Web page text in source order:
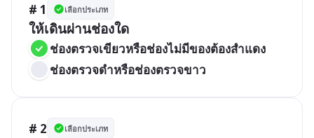
# 1 เลือกประเภท
ให้เดินผ่านช่องใด
ช่องตรวจเขียวหรือช่องไม่มีของต้องสำแดง
ช่องตรวจดำหรือช่องตรวจขาว
# 2 เลือกประเภท